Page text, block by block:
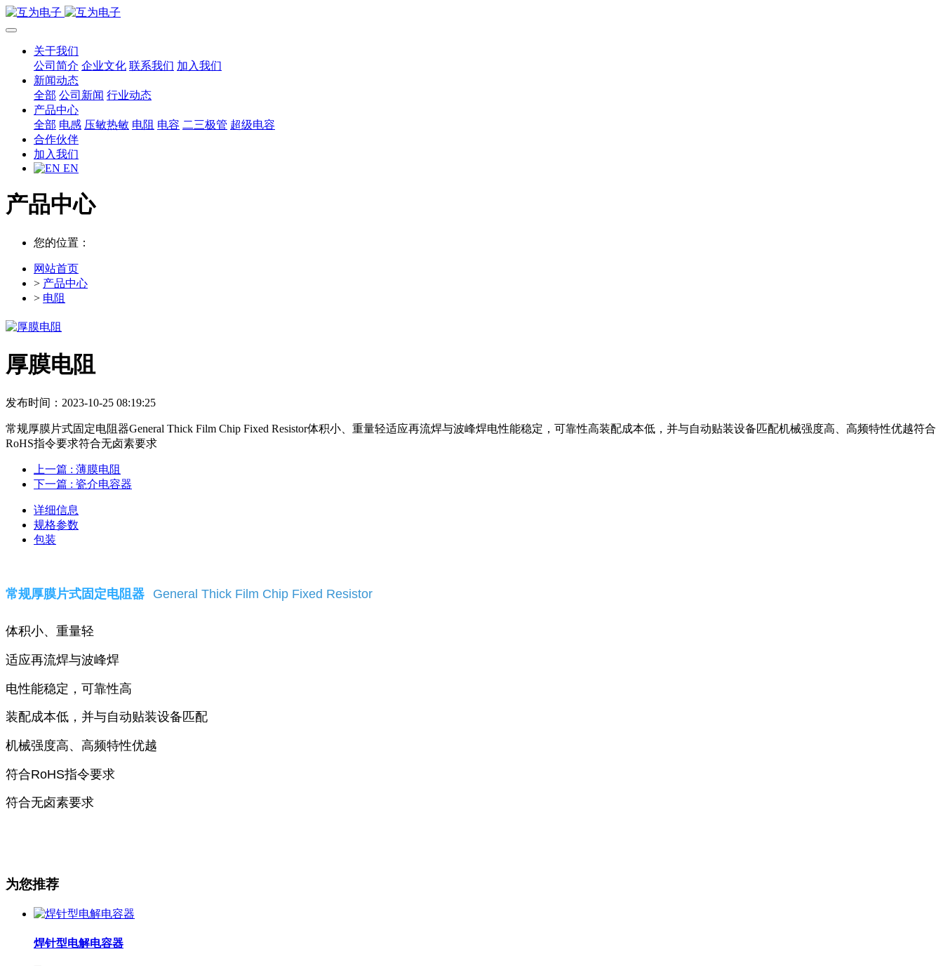
关于我们
公司简介 企业文化 联系我们 加入我们
新闻动态
全部 公司新闻 行业动态
产品中心
全部 电感 压敏热敏 电阻 电容 二三极管 超级电容
合作伙伴
加入我们
EN
产品中心
您的位置：
网站首页
> 产品中心
> 电阻
厚膜电阻
发布时间：2023-10-25 08:19:25
常规厚膜片式固定电阻器General Thick Film Chip Fixed Resistor体积小、重量轻适应再流焊与波峰焊电性能稳定，可靠性高装配成本低，并与自动贴装设备匹配机械强度高、高频特性优越符合
RoHS指令要求符合无卤素要求
上一篇 : 薄膜电阻
下一篇 : 瓷介电容器
详细信息
规格参数
包装
常规厚膜片式固定电阻器 General Thick Film Chip Fixed Resistor
体积小、重量轻
适应再流焊与波峰焊
电性能稳定，可靠性高
装配成本低，并与自动贴装设备匹配
机械强度高、高频特性优越
符合RoHS指令要求
符合无卤素要求
为您推荐
焊针型电解电容器